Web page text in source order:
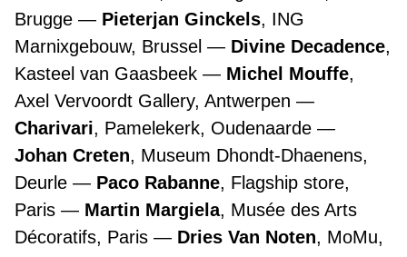
Brugge
Pieterjan Ginckels, ING
Marnixgebouw, Brussel
Divine Decadence,
Kasteel van Gaasbeek
Michel Mouffe,
Axel Vervoordt Gallery, Antwerpen
Charivari, Pamelekerk, Oudenaarde
Johan Creten, Museum Dhondt-Dhaenens,
Deurle
Paco Rabanne, Flagship store,
Paris
Martin Margiela, Musée des Arts
Décoratifs, Paris
Dries Van Noten, MoMu,